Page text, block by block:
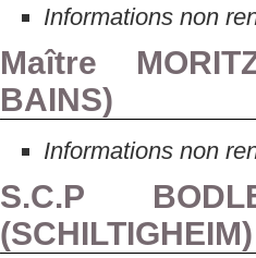
Informations non
Maître
BAINS)
Informations non
S.C.P
(SCHILTIGHEIM)